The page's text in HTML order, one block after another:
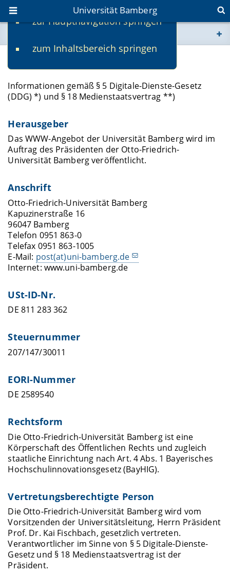
zur Hauptnavigation springen
zum Inhaltsbereich springen
Universität Bamberg
www.uni-bamberg.de
Impressum
Informationen gemäß § 5 Digitale-Dienste-Gesetz
(DDG) *) und § 18 Medienstaatsvertrag **)
Herausgeber
Das WWW-Angebot der Universität Bamberg wird im
Auftrag des Präsidenten der Otto-Friedrich-
Universität Bamberg veröffentlicht.
Anschrift
Otto-Friedrich-Universität Bamberg
Kapuzinerstraße 16
96047 Bamberg
Telefon 0951 863-0
Telefax 0951 863-1005
E-Mail: post(at)uni-bamberg.de
Internet: www.uni-bamberg.de
USt-ID-Nr.
DE 811 283 362
Steuernummer
207/147/30011
EORI-Nummer
DE 2589540
Rechtsform
Die Otto-Friedrich-Universität Bamberg ist eine
Körperschaft des Öffentlichen Rechts und zugleich
staatliche Einrichtung nach Art. 4 Abs. 1 Bayerisches
Hochschulinnovationsgesetz (BayHIG).
Vertretungsberechtigte Person
Die Otto-Friedrich-Universität Bamberg wird vom
Vorsitzenden der Universitätsleitung, Herrn Präsident
Prof. Dr. Kai Fischbach, gesetzlich vertreten.
Verantwortlicher im Sinne von § 5 Digitale-Dienste-
Gesetz und § 18 Medienstaatsvertrag ist der
Präsident.